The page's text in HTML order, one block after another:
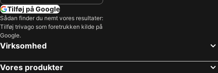
Tilføj på Google
Sådan finder du nemt vores resultater:
Tilføj trivago som foretrukken kilde på
Google.
Virksomhed
Vores produkter